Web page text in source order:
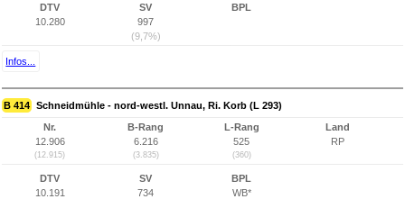
DTV
10.280
SV
997
(9,7%)
BPL
Infos...
B 414 Schneidmühle - nord-westl. Unnau, Ri. Korb (L 293)
Nr.
12.906
(12.915)
B-Rang
6.216
(3.835)
L-Rang
525
(360)
Land
RP
DTV
10.191
SV
734
BPL
WB*